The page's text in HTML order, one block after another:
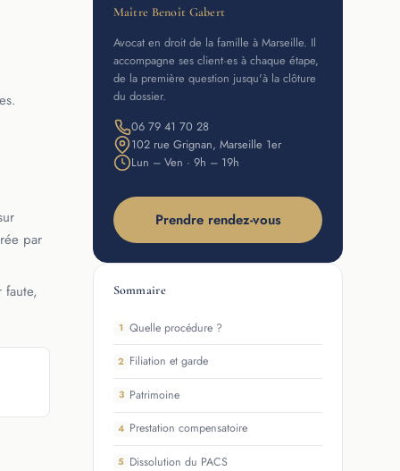
par
Maître Benoît Gabert
Avocat en droit de la famille à Marseille. Il
accompagne ses client·es à chaque étape,
de la première question jusqu'à la clôture
du dossier.
06 79 41 70 28
102 rue Grignan, Marseille 1er
Lun – Ven · 9h – 19h
Prendre rendez-vous
Sommaire
1 Quelle procédure ?
2 Filiation et garde
3 Patrimoine
4 Prestation compensatoire
5 Dissolution du PACS